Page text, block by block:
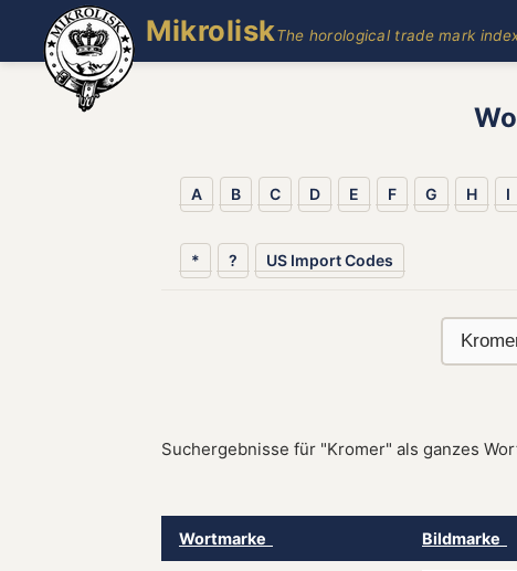
MikroliskThe horological trade mark
A B C D E F G H I
* ? US Import Codes
Suchergebnisse für "Kromer" als ganzes
Wortmarke Bildmarke